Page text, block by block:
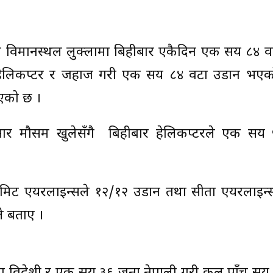
लुक्लामा बिहीबार एकैदिन एक सय ८४
र जहाज गरी एक सय ८४ वटा उडान
छ ।
मौसम खुलेसँगै बिहीबार हेलिकप्टरले एक सय
एयरलाइन्सले १२/१२ उडान तथा सीता
बताए ।